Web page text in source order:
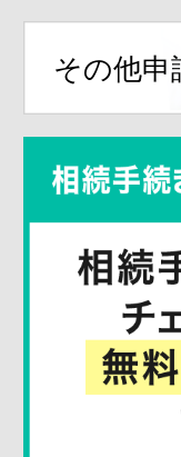
その他申